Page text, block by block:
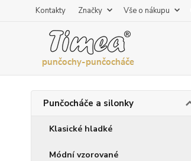
Kontakty Značky Vše o nákupu
Punčocháče a silonky
Klasické hladké
Módní vzorované